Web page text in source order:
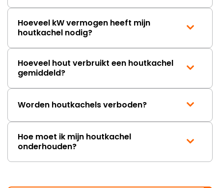
Hoeveel kW vermogen heeft mijn
houtkachel nodig?
Hoeveel hout verbruikt een houtkachel
gemiddeld?
Worden houtkachels verboden?
Hoe moet ik mijn houtkachel
onderhouden?